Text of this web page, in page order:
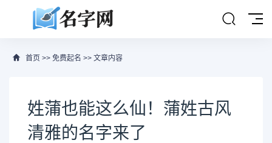
首页 >> 免费起名 >> 文章内容
姓蒲也能这么仙！蒲姓古风
清雅的名字来了